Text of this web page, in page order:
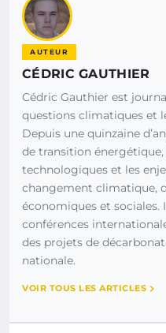
AUTEUR
CÉDRIC GAUTHIER
Cédric Gauthier est
questions climatiques et
Depuis une quinzaine
de transition
technologiques et les
changement climatique,
économiques et sociales.
conférences
des projets de
nationale.
VOIR TOUS LES ARTICLES